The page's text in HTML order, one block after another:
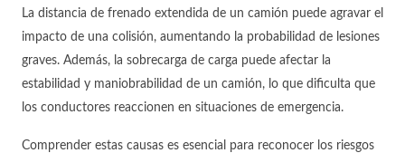
La distancia de frenado extendida de un camión puede agravar el
impacto de una colisión, aumentando la probabilidad de lesiones
graves. Además, la sobrecarga de carga puede afectar la
estabilidad y maniobrabilidad de un camión, lo que dificulta que
los conductores reaccionen en situaciones de emergencia.
Comprender estas causas es esencial para reconocer los riesgos